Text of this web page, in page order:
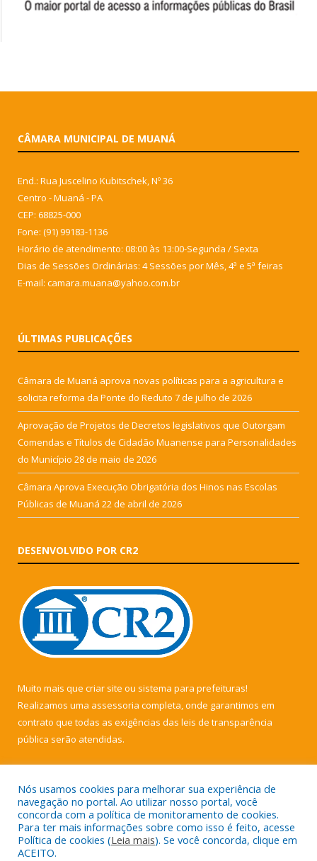
CÂMARA MUNICIPAL DE MUANÁ
End.: Rua Juscelino Kubitschek, Nº 36
Centro - Muaná - PA
CEP: 68825-000
Fone: (91) 99183-1136
Horário de atendimento: 08:00 às 13:00-Segunda / Sexta
Dias de Sessões Ordinárias: 4 Sessões por Mês, 4ª e 5ª feiras
E-mail: camara.muana@yahoo.com.br
ÚLTIMAS PUBLICAÇÕES
Câmara de Muaná aprova novas políticas para a agricultura e
solicita reforma da Ponte do Reduto 7 de julho de 2026
Aprovação de Projetos de Decretos legislativos que Outorgam
Comendas e Títulos de Cidadão Muanense para Personalidades
do Município 28 de maio de 2026
Câmara Aprova Execução Obrigatória dos Hinos nas Escolas
Públicas de Muaná 22 de abril de 2026
DESENVOLVIDO POR CR2
Muito mais que criar site ou sistema para prefeituras!
Realizamos uma assessoria completa, onde garantimos em
contrato que todas as exigências das leis de transparência
pública serão atendidas.
Todos os direitos reservados a Câmara Municipal de Muaná.
Nós usamos cookies para melhorar sua experiência de
navegação no portal. Ao utilizar nosso portal, você
concorda com a política de monitoramento de cookies.
Para ter mais informações sobre como isso é feito, acesse
Política de cookies (Leia mais). Se você concorda, clique em
ACEITO.